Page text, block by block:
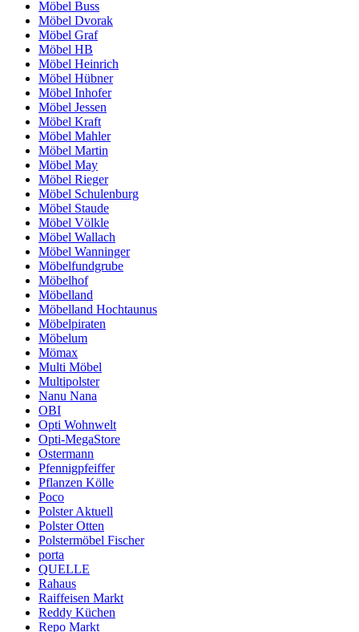
Möbel Buss
Möbel Dvorak
Möbel Graf
Möbel HB
Möbel Heinrich
Möbel Hübner
Möbel Inhofer
Möbel Jessen
Möbel Kraft
Möbel Mahler
Möbel Martin
Möbel May
Möbel Rieger
Möbel Schulenburg
Möbel Staude
Möbel Völkle
Möbel Wallach
Möbel Wanninger
Möbelfundgrube
Möbelhof
Möbelland
Möbelland Hochtaunus
Möbelpiraten
Möbelum
Mömax
Multi Möbel
Multipolster
Nanu Nana
OBI
Opti Wohnwelt
Opti-MegaStore
Ostermann
Pfennigpfeiffer
Pflanzen Kölle
Poco
Polster Aktuell
Polster Otten
Polstermöbel Fischer
porta
QUELLE
Rahaus
Raiffeisen Markt
Reddy Küchen
Repo Markt